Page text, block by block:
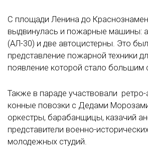
С площади Ленина до
выдвинулась и пожарные машины:
(АЛ-30) и две автоцистерны. Это
представление пожарной техники
появление которой стало большим
Также в параде участвовали
конные повозки с Дедами
оркестры, барабанщицы, казачий
представители военно-
молодежных студий.